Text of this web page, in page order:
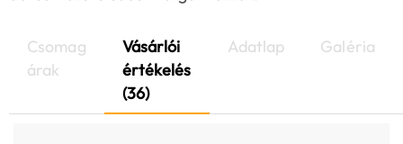
Csomag
árak
Vásárlói
értékelés
(36)
Adatlap Galéria